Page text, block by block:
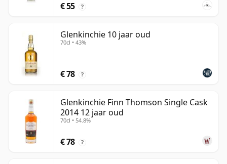
€ 55 ?
Glenkinchie 10 jaar oud
70cl • 43%
€ 78 ?
Glenkinchie Finn Thomson Single Cask
2014 12 jaar oud
70cl • 54.8%
€ 78 ?